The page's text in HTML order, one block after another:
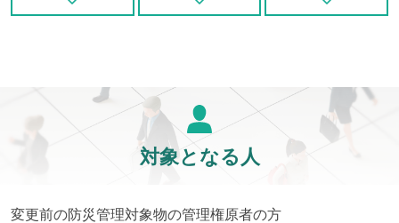
対象となる人
変更前の防災管理対象物の管理権原者の方